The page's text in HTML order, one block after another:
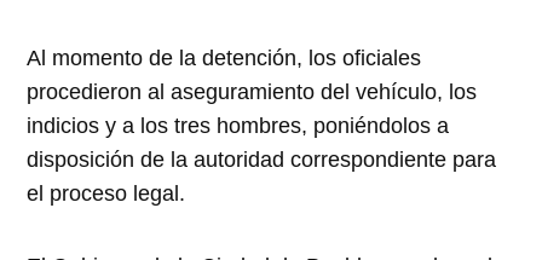
Al momento de la detención, los oficiales
procedieron al aseguramiento del vehículo, los
indicios y a los tres hombres, poniéndolos a
disposición de la autoridad correspondiente para
el proceso legal.